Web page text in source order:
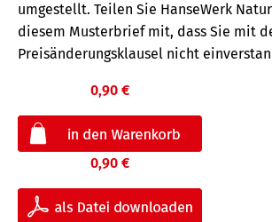
umgestellt. Teilen Sie HanseWerk
diesem Musterbrief mit, dass Sie mit
Preisänderungsklausel nicht
0,90 €
0,90 €